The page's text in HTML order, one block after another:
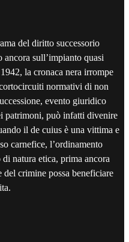
del diritto successorio
sull’impianto quasi
la cronaca nera irrompe
normativi di non
evento giuridico
patrimoni, può infatti divenire
il de cuius è una vittima e
carnefice, l’ordinamento
natura etica, prima ancora
del crimine possa beneficiare